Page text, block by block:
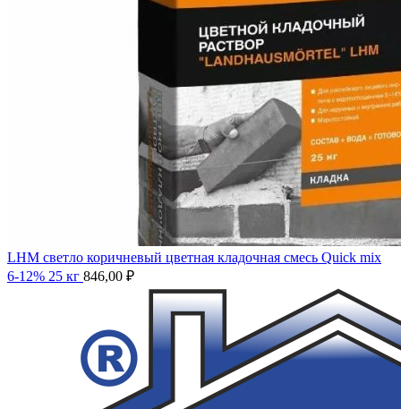
LHM светло коричневый цветная кладочная смесь Quick mix
6-12% 25 кг 846,00 ₽